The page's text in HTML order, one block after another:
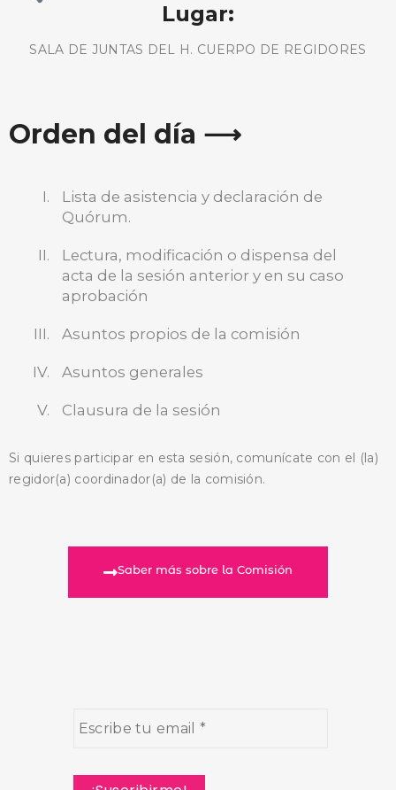
Lugar:
SALA DE JUNTAS DEL H. CUERPO DE REGIDORES
Orden del día ⟶
Lista de asistencia y declaración de
Quórum.
Lectura, modificación o dispensa del
acta de la sesión anterior y en su caso
aprobación
Asuntos propios de la comisión
Asuntos generales
Clausura de la sesión
Si quieres participar en esta sesión, comunícate con el (la)
regidor(a) coordinador(a) de la comisión.
Saber más sobre la Comisión